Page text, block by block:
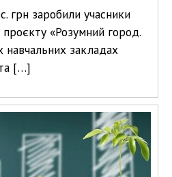
грн заробили учасники
проєкту «Розумний город.
навчальних закладах
[…]